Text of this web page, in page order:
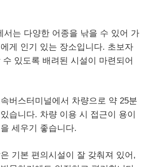
서는 다양한 어종을 낚을 수 있어 가
게 인기 있는 장소입니다. 초보자
수 있도록 배려된 시설이 마련되어
버스터미널에서 차량으로 약 25분
습니다. 차량 이용 시 접근이 용이
세우기 좋습니다.
기본 편의시설이 잘 갖춰져 있어,